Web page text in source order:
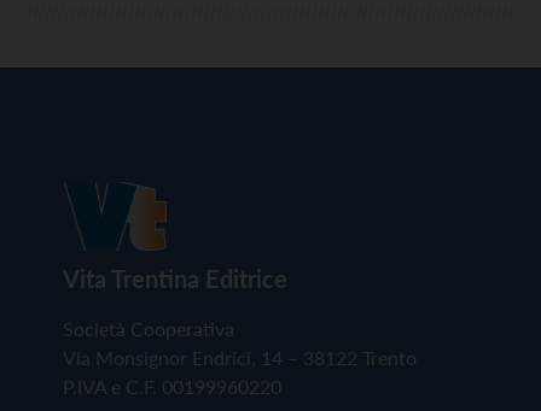
Vita Trentina Editrice
Società Cooperativa
Via Monsignor Endrici, 14 – 38122 Trento
P.IVA e C.F. 00199960220